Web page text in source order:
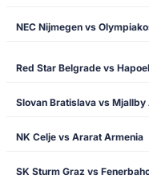
NEC Nijmegen vs
Slovan Bratislava vs Mjallby
NK Celje vs Ararat Armenia
SK Sturm Graz vs